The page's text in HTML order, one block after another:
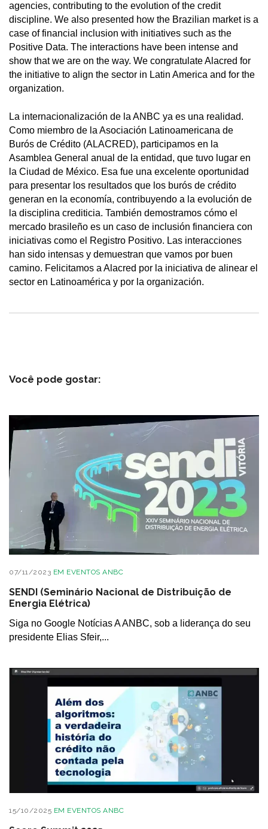
agencies, contributing to the evolution of the credit
discipline. We also presented how the Brazilian market is a
case of financial inclusion with initiatives such as the
Positive Data. The interactions have been intense and
show that we are on the way. We congratulate Alacred for
the initiative to align the sector in Latin America and for the
organization.
La internacionalización de la ANBC ya es una realidad.
Como miembro de la Asociación Latinoamericana de
Burós de Crédito (ALACRED), participamos en la
Asamblea General anual de la entidad, que tuvo lugar en
la Ciudad de México. Esa fue una excelente oportunidad
para presentar los resultados que los burós de crédito
generan en la economía, contribuyendo a la evolución de
la disciplina crediticia. También demostramos cómo el
mercado brasileño es un caso de inclusión financiera con
iniciativas como el Registro Positivo. Las interacciones
han sido intensas y demuestran que vamos por buen
camino. Felicitamos a Alacred por la iniciativa de alinear el
sector en Latinoamérica y por la organización.
Você pode gostar:
07/11/2023 EM EVENTOS ANBC
SENDI (Seminário Nacional de Distribuição de
Energia Elétrica)
Siga no Google Notícias A ANBC, sob a liderança do seu
presidente Elias Sfeir,...
15/10/2025 EM EVENTOS ANBC